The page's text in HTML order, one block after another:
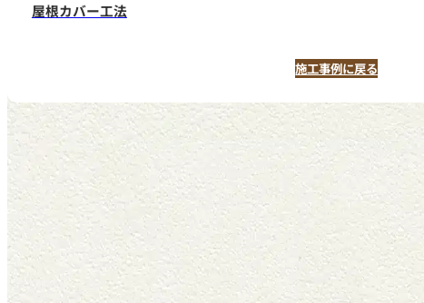
つの無料サービス
施工事例
お客様の声
代表挨拶
屋根カバー工法
施工事例に戻る